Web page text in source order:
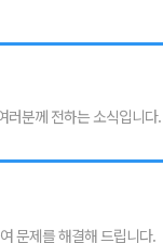
러분께 전하는 소식입니다.
문제를 해결해 드립니다.